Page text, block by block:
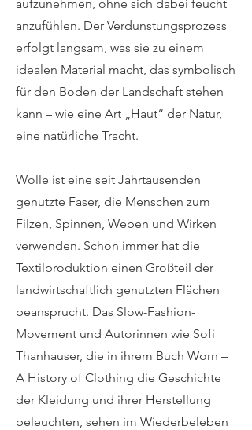
aufzunehmen, ohne sich dabei feucht
anzufühlen. Der Verdunstungsprozess
erfolgt langsam, was sie zu einem
idealen Material macht, das symbolisch
für den Boden der Landschaft stehen
kann – wie eine Art „Haut“ der Natur,
eine natürliche Tracht.
Wolle ist eine seit Jahrtausenden
genutzte Faser, die Menschen zum
Filzen, Spinnen, Weben und Wirken
verwenden. Schon immer hat die
Textilproduktion einen Großteil der
landwirtschaftlich genutzten Flächen
beansprucht. Das Slow-Fashion-
Movement und Autorinnen wie Sofi
Thanhauser, die in ihrem Buch Worn –
A History of Clothing die Geschichte
der Kleidung und ihrer Herstellung
beleuchten, sehen im Wiederbeleben